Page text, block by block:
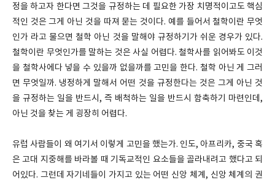
정을 하고자 한다면 그것을 규정하는 데 필요한 가장 치명적이고도 핵심
적인 것은 그게 아닌 것을 따져 묻는 것이다. 예를 들어서 철학이란 무엇
인가 라고 물으면 철학 아닌 것을 말해야 규정하기가 쉬운 경우가 있다.
철학이란 무엇인가를 말하는 것은 사실 어렵다. 철학사를 읽어봐도 이것
을 철학사에다 넣을 수 있을까 없을까를 고민을 한다. 철학 아닌 게 그러
면 무엇일까. 냉정하게 말해서 어떤 것을 규정한다는 것은 그게 아닌 것
을 규정하는 일을 반드시, 즉 배척하는 일을 반드시 함축하기 마련인데,
아닌 것을 찾는 게 굉장히 어렵다.
유럽 사람들이 왜 여기서 이렇게 고민을 했는가. 인도, 아프리카, 중국 혹
은 고대 지중해를 바라볼 때 기독교적인 요소들을 골라내려고 했다고 되
어있다. 그런데 자기네들이 가지고 있는 어떤 신앙 체계, 신앙 체계의 권